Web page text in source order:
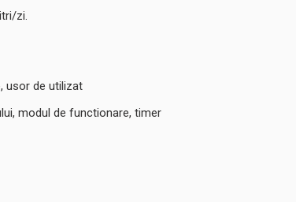
zi.
usor de utilizat
modul de functionare, timer